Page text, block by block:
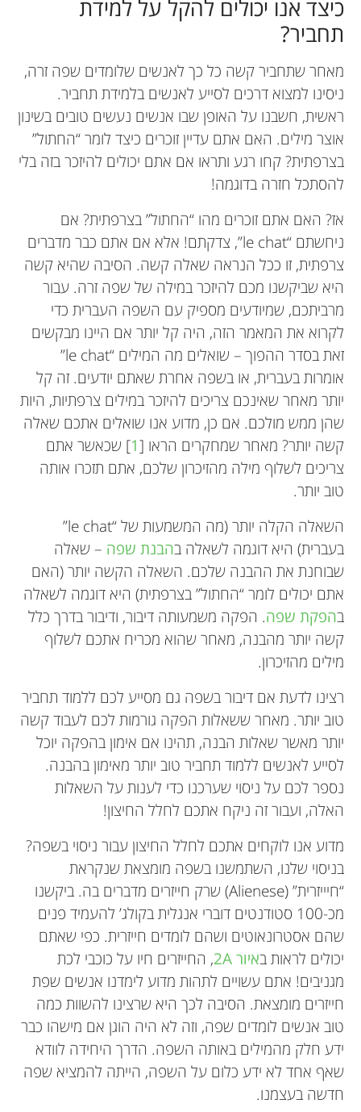
כיצד אנו יכולים להקל על למידת
תחביר?
מאחר שתחביר קשה כל כך לאנשים שלומדים שפה זרה,
ניסינו למצוא דרכים לסייע לאנשים בלמידת תחביר.
ראשית, חשבנו על האופן שבו אנשים נעשים טובים בשינון
אוצר מילים. האם אתם עדיין זוכרים כיצד לומר “החתול”
בצרפתית? קחו רגע ותראו אם אתם יכולים להיזכר בזה בלי
להסתכל חזרה בדוגמה!
אז? האם אתם זוכרים מהו “החתול” בצרפתית? אם
ניחשתם “le chat”, צדקתם! אלא אם אתם כבר מדברים
צרפתית, זו ככל הנראה שאלה קשה. הסיבה שהיא קשה
היא שביקשנו מכם להיזכר במילה של שפה זרה. עבור
מרביתכם, שמיודעים מספיק עם השפה העברית כדי
לקרוא את המאמר הזה, היה קל יותר אם היינו מבקשים
זאת בסדר ההפוך – שואלים מה המילים “le chat”
אומרות בעברית, או בשפה אחרת שאתם יודעים. זה קל
יותר מאחר שאינכם צריכים להיזכר במילים צרפתיות, היות
שהן ממש מולכם. אם כן, מדוע אנו שואלים אתכם שאלה
קשה יותר? מאחר שמחקרים הראו [1] שכאשר אתם
צריכים לשלוף מילה מהזיכרון שלכם, אתם תזכרו אותה
טוב יותר.
השאלה הקלה יותר (מה המשמעות של “le chat”
בעברית) היא דוגמה לשאלה בהבנת שפה – שאלה
שבוחנת את ההבנה שלכם. השאלה הקשה יותר (האם
אתם יכולים לומר “החתול” בצרפתית) היא דוגמה לשאלה
בהפקת שפה. הפקה משמעותה דיבור, ודיבור בדרך כלל
קשה יותר מהבנה, מאחר שהוא מכריח אתכם לשלוף
מילים מהזיכרון.
רצינו לדעת אם דיבור בשפה גם מסייע לכם ללמוד תחביר
טוב יותר. מאחר ששאלות הפקה גורמות לכם לעבוד קשה
יותר מאשר שאלות הבנה, תהינו אם אימון בהפקה יוכל
לסייע לאנשים ללמוד תחביר טוב יותר מאימון בהבנה.
נספר לכם על ניסוי שערכנו כדי לענות על השאלות
האלה, ועבור זה ניקח אתכם לחלל החיצון!
מדוע אנו לוקחים אתכם לחלל החיצון עבור ניסוי בשפה?
בניסוי שלנו, השתמשנו בשפה מומצאת שנקראת
“חיייזרית” (Alienese) שרק חייזרים מדברים בה. ביקשנו
מכ-100 סטודנטים דוברי אנגלית בקולג’ להעמיד פנים
שהם אסטרונאוטים ושהם לומדים חייזרית. כפי שאתם
יכולים לראות באיור 2A
, החייזרים חיו על כוכבי לכת
מגניבים! אתם עשויים לתהות מדוע לימדנו אנשים שפת
חייזרים מומצאת. הסיבה לכך היא שרצינו להשוות כמה
טוב אנשים לומדים שפה, וזה לא היה הוגן אם מישהו כבר
ידע חלק מהמילים באותה השפה. הדרך היחידה לוודא
שאף אחד לא ידע כלום על השפה, הייתה להמציא שפה
חדשה בעצמנו.